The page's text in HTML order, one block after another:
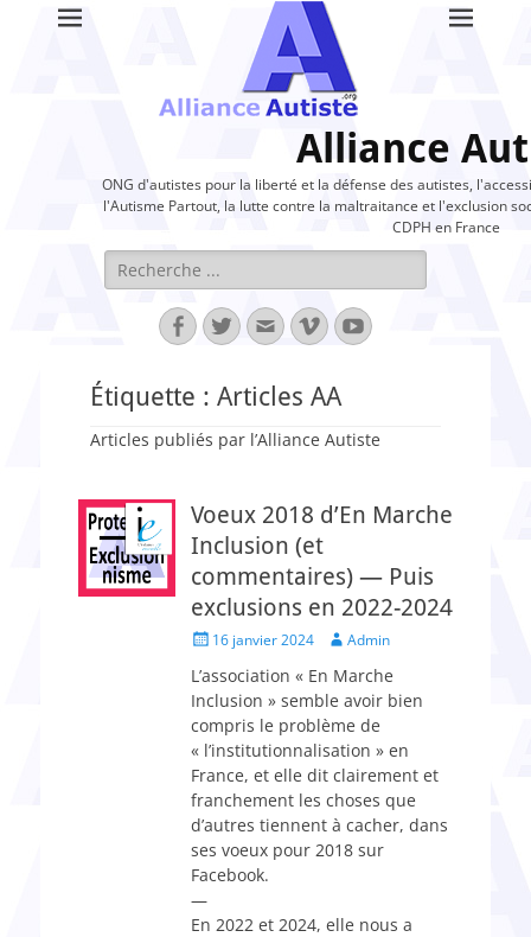
Alliance
ONG d'autistes pour la liberté et la défense des autistes,
l'Autisme Partout, la lutte contre la maltraitance et l'exclusion
CDPH en France
Rechercher :
Facebook
TwitterAdresse
de
VimeoYouTube
Étiquette : Articles AA
Articles publiés par l’Alliance Autiste
Voeux 2018 d’En Marche
Inclusion (et
commentaires) — Puis
exclusions en 2022-2024
Posted16 janvier 2024 Author
Admin
L’association « En Marche
Inclusion » semble avoir bien
compris le problème de
« l’institutionnalisation » en
France, et elle dit clairement et
franchement les choses que
d’autres tiennent à cacher, dans
ses voeux pour 2018 sur
Facebook.
—
En 2022 et 2024, elle nous a